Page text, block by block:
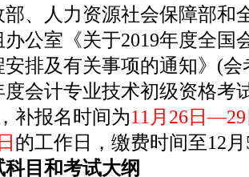
人力资源社会保障部和
公室《关于2019年度全国
排及有关事项的通知》(会
度会计专业技术初级资格考
，补报名时间为11月26日
的工作日，缴费时间至12
目和考试大纲